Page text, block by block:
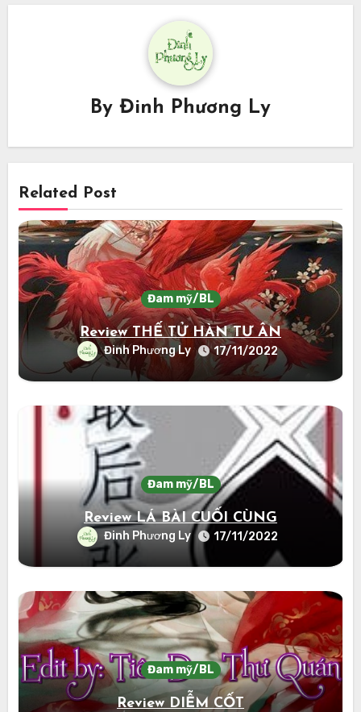
By Đinh Phương Ly
Related Post
Đam mỹ/BL
Review THẾ TỬ HÀN TƯ ÂN
Đinh Phương Ly 17/11/2022
Đam mỹ/BL
Review LÁ BÀI CUỐI CÙNG
Đinh Phương Ly 17/11/2022
Đam mỹ/BL
Review DIỄM CỐT